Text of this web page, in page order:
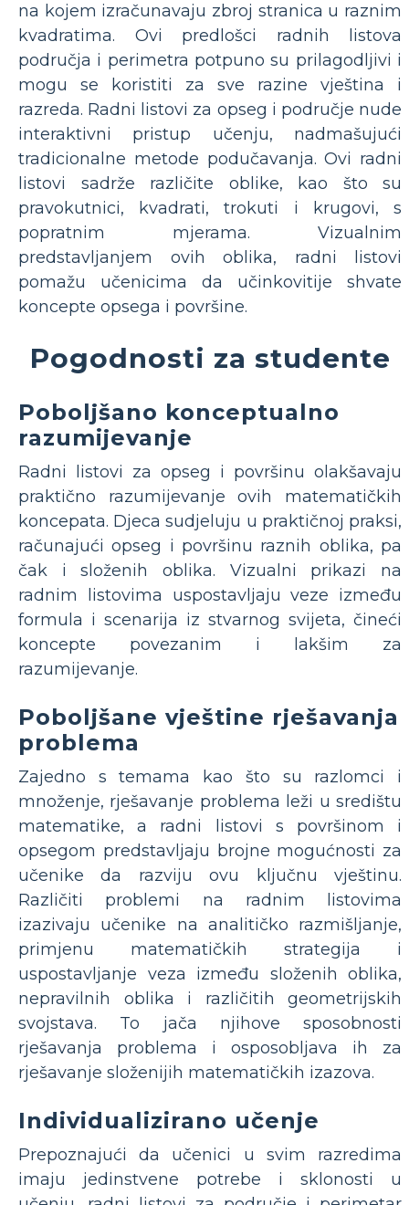
na kojem izračunavaju zbroj stranica u raznim
kvadratima. Ovi predlošci radnih listova
područja i perimetra potpuno su prilagodljivi i
mogu se koristiti za sve razine vještina i
razreda. Radni listovi za opseg i područje nude
interaktivni pristup učenju, nadmašujući
tradicionalne metode podučavanja. Ovi radni
listovi sadrže različite oblike, kao što su
pravokutnici, kvadrati, trokuti i krugovi, s
popratnim mjerama. Vizualnim
predstavljanjem ovih oblika, radni listovi
pomažu učenicima da učinkovitije shvate
koncepte opsega i površine.
Pogodnosti za studente
Poboljšano konceptualno
razumijevanje
Radni listovi za opseg i površinu olakšavaju
praktično razumijevanje ovih matematičkih
koncepata. Djeca sudjeluju u praktičnoj praksi,
računajući opseg i površinu raznih oblika, pa
čak i složenih oblika. Vizualni prikazi na
radnim listovima uspostavljaju veze između
formula i scenarija iz stvarnog svijeta, čineći
koncepte povezanim i lakšim za
razumijevanje.
Poboljšane vještine rješavanja
problema
Zajedno s temama kao što su razlomci i
množenje, rješavanje problema leži u središtu
matematike, a radni listovi s površinom i
opsegom predstavljaju brojne mogućnosti za
učenike da razviju ovu ključnu vještinu.
Različiti problemi na radnim listovima
izazivaju učenike na analitičko razmišljanje,
primjenu matematičkih strategija i
uspostavljanje veza između složenih oblika,
nepravilnih oblika i različitih geometrijskih
svojstava. To jača njihove sposobnosti
rješavanja problema i osposobljava ih za
rješavanje složenijih matematičkih izazova.
Individualizirano učenje
Prepoznajući da učenici u svim razredima
imaju jedinstvene potrebe i sklonosti u